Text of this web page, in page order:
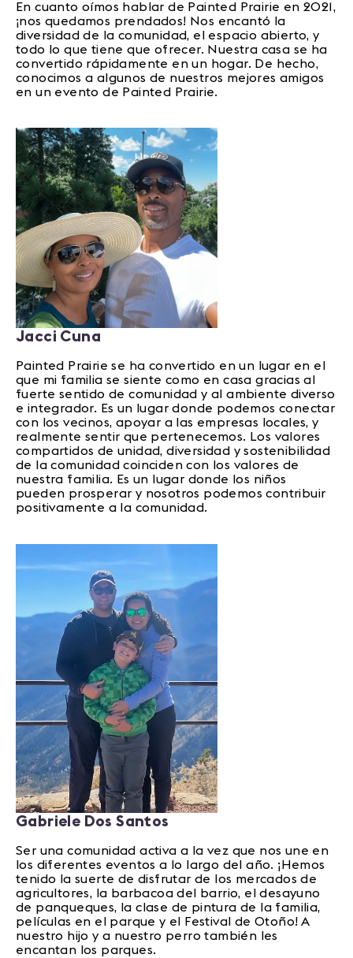
En cuanto oímos hablar de Painted Prairie en 2021,
¡nos quedamos prendados! Nos encantó la
diversidad de la comunidad, el espacio abierto, y
todo lo que tiene que ofrecer. Nuestra casa se ha
convertido rápidamente en un hogar. De hecho,
conocimos a algunos de nuestros mejores amigos
en un evento de Painted Prairie.
Jacci Cuna
Painted Prairie se ha convertido en un lugar en el
que mi familia se siente como en casa gracias al
fuerte sentido de comunidad y al ambiente diverso
e integrador. Es un lugar donde podemos conectar
con los vecinos, apoyar a las empresas locales, y
realmente sentir que pertenecemos. Los valores
compartidos de unidad, diversidad y sostenibilidad
de la comunidad coinciden con los valores de
nuestra familia. Es un lugar donde los niños
pueden prosperar y nosotros podemos contribuir
positivamente a la comunidad.
Gabriele Dos Santos
Ser una comunidad activa a la vez que nos une en
los diferentes eventos a lo largo del año. ¡Hemos
tenido la suerte de disfrutar de los mercados de
agricultores, la barbacoa del barrio, el desayuno
de panqueques, la clase de pintura de la familia,
películas en el parque y el Festival de Otoño! A
nuestro hijo y a nuestro perro también les
encantan los parques.